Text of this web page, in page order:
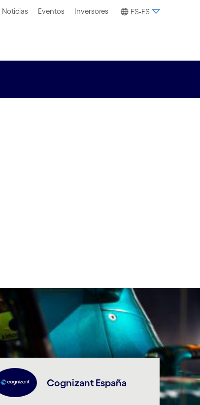
Noticias Eventos Inversores ES-ES
Cognizant España